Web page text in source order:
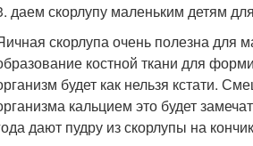
даем скорлупу маленьким детям
скорлупа очень полезна для
костной ткани для
будет как нельзя кстати.
кальцием это будет
дают пудру из скорлупы на